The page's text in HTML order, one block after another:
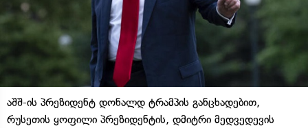
აშშ-ის პრეზიდენტ დონალდ ტრამპის განცხადებით,
რუსეთის ყოფილი პრეზიდენტის, დმიტრი მედვედევის